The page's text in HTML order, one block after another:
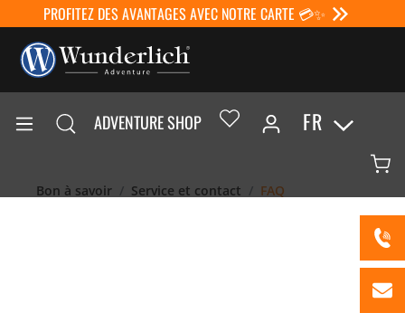
PROFITEZ DES AVANTAGES AVEC NOTRE CARTE 💳✨
ADVENTURE SHOP FR
Bon à savoir Service et contact FAQ